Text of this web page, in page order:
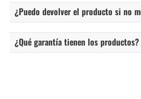
¿Puedo devolver el producto si no
¿Qué garantía tienen los productos?